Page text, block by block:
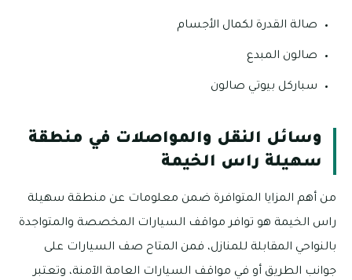
صالة القدرة لكمال الأجسام
صالون المبدع
سباركل بيوتي صالون
وسائل النقل والمواصلات في منطقة
سهيلة راس الخيمة
من أهم المزايا المتوافرة ضمن معلومات عن منطقة سهيلة
راس الخيمة هو توافر مواقف السيارات المخصصة والمتواجدة
بالنواحي المقابلة للمنازل، فمن المتاح صف السيارات على
جوانب الطريق أو في مواقف السيارات العامة الآمنة، وتعتبر